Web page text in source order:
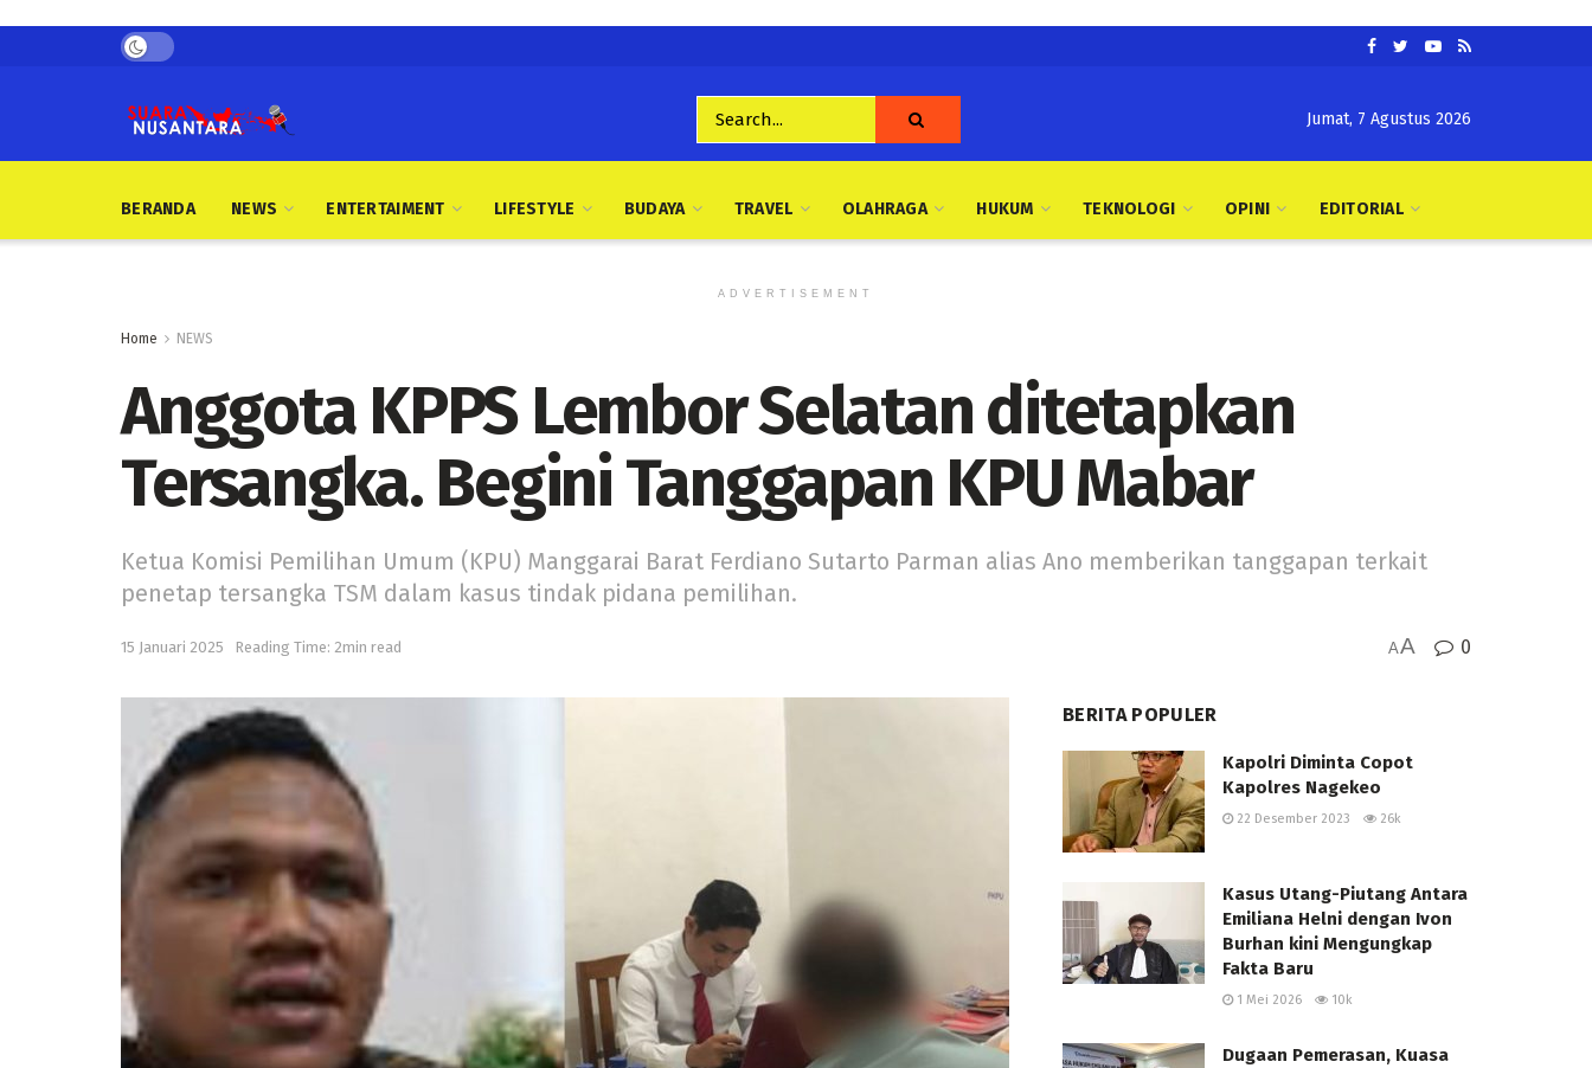
Jumat, 7 Agustus 2026
BERANDA NEWS ENTERTAIMENT LIFESTYLE BUDAYA TRAVEL OLAHRAGA HUKUM TEKNOLOGI OPINI EDITORIAL
ADVERTISEMENT
Home NEWS
Anggota KPPS Lembor Selatan ditetapkan
Tersangka. Begini Tanggapan KPU Mabar
Ketua Komisi Pemilihan Umum (KPU) Manggarai Barat Ferdiano Sutarto Parman alias Ano memberikan tanggapan terkait
penetap tersangka TSM dalam kasus tindak pidana pemilihan.
15 Januari 2025 Reading Time: 2min read AA 0
BERITA POPULER
Kapolri Diminta Copot
Kapolres Nagekeo
22 Desember 2023 26k
Kasus Utang-Piutang Antara
Emiliana Helni dengan Ivon
Burhan kini Mengungkap
Fakta Baru
1 Mei 2026 10k
Dugaan Pemerasan, Kuasa